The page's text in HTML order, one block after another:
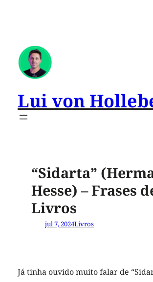
Lui von
“Sidarta”
Hesse) – Frases
Livros
jul 7, 2024Livros
Já tinha ouvido muito falar de